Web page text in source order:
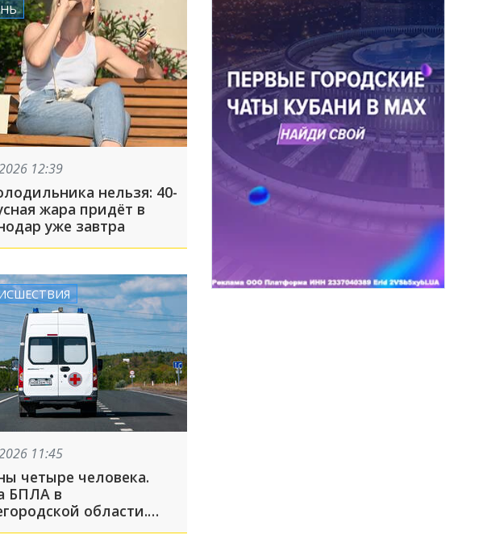
12:39
нельзя: 40-
жара придёт в
уже завтра
11:45
четыре человека.
БПЛА в
области.
пострадавших есть